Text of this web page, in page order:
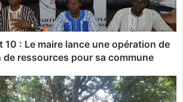
: Le maire lance une opération de
ressources pour sa commune